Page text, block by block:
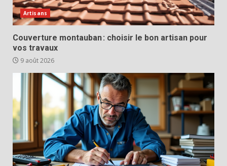
Artisans
Couverture montauban : choisir le bon artisan pour
vos travaux
9 août 2026